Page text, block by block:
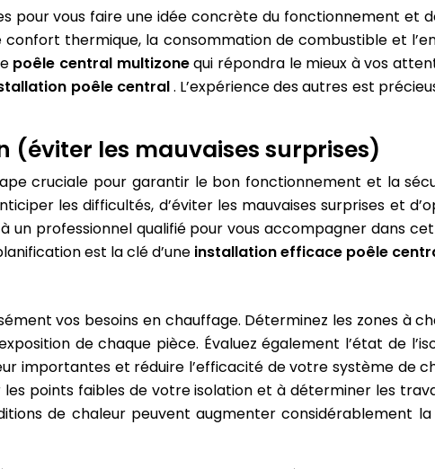
pour vous faire une idée concrète du fonctionnement et
thermique, la consommation de combustible et
poêle central multizonequi répondra le mieux à vos
poêle central. L’expérience des autres est
(éviter les mauvaises surprises)
cruciale pour garantir le bon fonctionnement et la
les difficultés, d’éviter les mauvaises surprises et
un professionnel qualifié pour vous accompagner dans
est la clé d’une installation efficace poêle
vos besoins en chauffage. Déterminez les zones à
de chaque pièce. Évaluez également l’état de
importantes et réduire l’efficacité de votre système de
points faibles de votre isolation et à déterminer les
de chaleur peuvent augmenter considérablement